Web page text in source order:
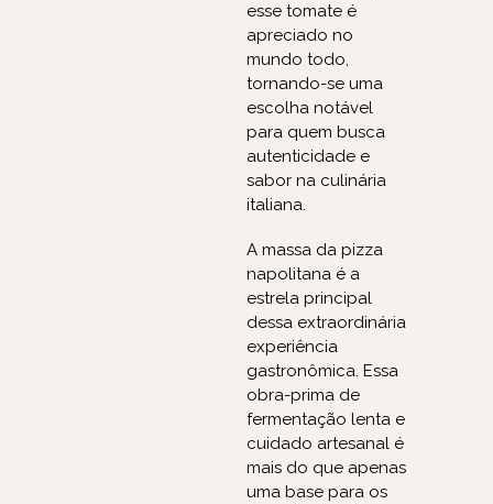
esse tomate é
apreciado no
mundo todo,
tornando-se uma
escolha notável
para quem busca
autenticidade e
sabor na culinária
italiana.
A massa da pizza
napolitana é a
estrela principal
dessa extraordinária
experiência
gastronômica. Essa
obra-prima de
fermentação lenta e
cuidado artesanal é
mais do que apenas
uma base para os